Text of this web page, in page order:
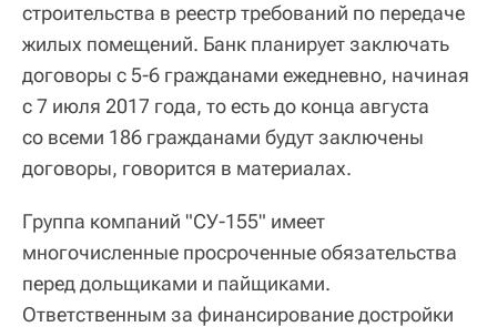
строительства в реестр требований по передаче
жилых помещений. Банк планирует заключать
договоры с 5-6 гражданами ежедневно, начиная
с 7 июля 2017 года, то есть до конца августа
со всеми 186 гражданами будут заключены
договоры, говорится в материалах.
Группа компаний "СУ-155" имеет
многочисленные просроченные обязательства
перед дольщиками и пайщиками.
Ответственным за финансирование достройки